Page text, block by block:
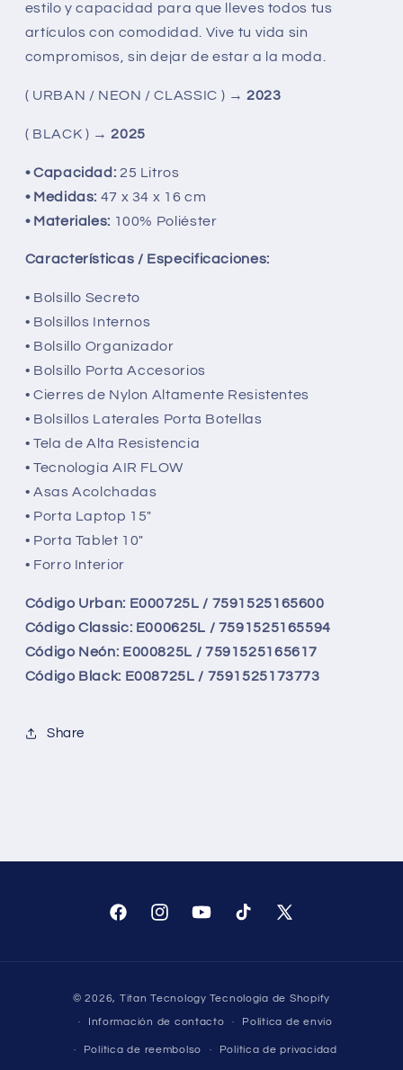
estilo y capacidad para que lleves todos tus
artículos con comodidad. Vive tu vida sin
compromisos, sin dejar de estar a la moda.
( URBAN / NEON / CLASSIC ) →2023
( BLACK ) →2025
• Capacidad: 25 Litros
• Medidas: 47 x 34 x 16 cm
• Materiales: 100% Poliéster
Características / Especificaciones:
• Bolsillo Secreto
• Bolsillos Internos
• Bolsillo Organizador
• Bolsillo Porta Accesorios
• Cierres de Nylon Altamente Resistentes
• Bolsillos Laterales Porta Botellas
• Tela de Alta Resistencia
• Tecnología AIR FLOW
• Asas Acolchadas
• Porta Laptop 15"
• Porta Tablet 10"
• Forro Interior
Código Urban: E000725L / 7591525165600
Código Classic: E000625L / 7591525165594
Código Neón: E000825L / 7591525165617
Código Black: E008725L / 7591525173773
Share
FacebookInstagramYouTubeTikTok
X
© 2026, Titan Tecnology Tecnología de Shopify
Información de contacto Política de envío
Política de reembolso Política de privacidad